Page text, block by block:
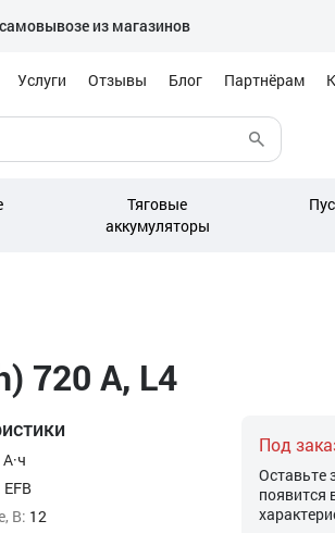
из магазинов
Услуги Отзывы Блог Партнёрам
Тяговые
аккумуляторы
720 А, L4
EFB
В: 12
Под
Оставьте
появится